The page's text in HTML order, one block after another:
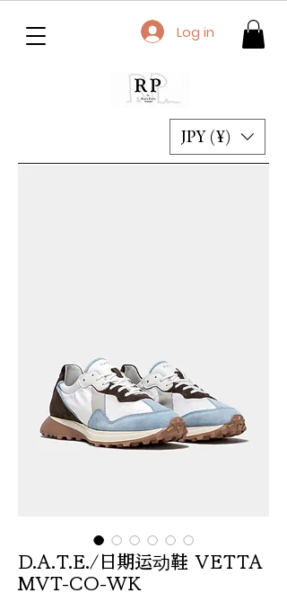
JPY (¥)
Log in
D.A.T.E./日期运动鞋 VETTA
MVT-CO-WK